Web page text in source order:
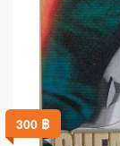
300 ฿